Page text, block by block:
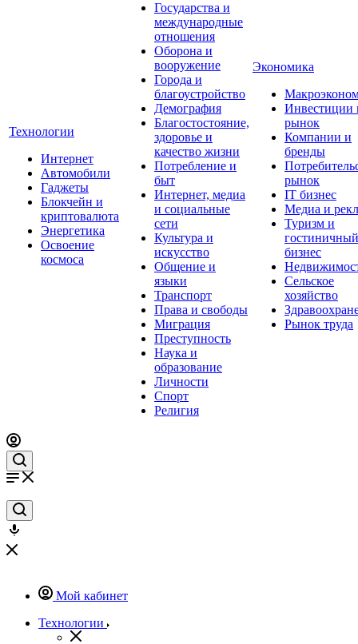
Технологии
Интернет
Автомобили
Гаджеты
Блокчейн и
криптовалюта
Энергетика
Освоение
космоса
Государства и
международные
отношения
Оборона и
вооружение
Города и
благоустройство
Демография
Благостостояние,
здоровье и
качество жизни
Потребление и
быт
Интернет, медиа
и социальные
сети
Культура и
искусство
Общение и
языки
Транспорт
Права и свободы
Миграция
Преступность
Наука и
образование
Личности
Спорт
Религия
Экономика
Инвестиции
рынок
Компании и
бренды
рынок
IT бизнес
Медиа и
Туризм и
гостиничный
бизнес
Сельское
хозяйство
Рынок труда
Мой кабинет
Технологии